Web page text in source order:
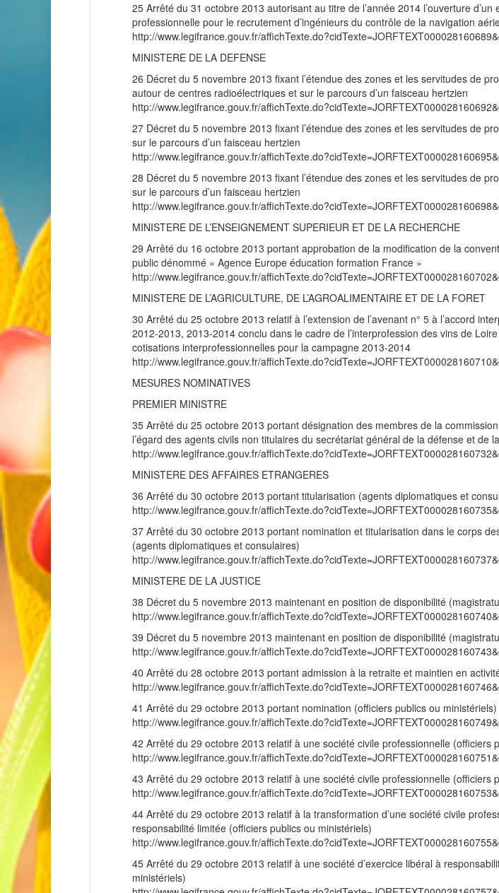
25 Arrêté du 31 octobre 2013 autorisant au titre de l’année 2014 l’ouverture
professionnelle pour le recrutement d’ingénieurs du contrôle de la navigation
http://www.legifrance.gouv.fr/
MINISTERE DE LA DEFENSE
26 Décret du 5 novembre 2013 fixant l’étendue des zones et les servitudes de
autour de centres radioélectriques et sur le parcours d’un faisceau hertzien
http://www.legifrance.gouv.fr/
27 Décret du 5 novembre 2013 fixant l’étendue des zones et les servitudes de
sur le parcours d’un faisceau hertzien
http://www.legifrance.gouv.fr/
28 Décret du 5 novembre 2013 fixant l’étendue des zones et les servitudes de
sur le parcours d’un faisceau hertzien
http://www.legifrance.gouv.fr/
MINISTERE DE L’ENSEIGNEMENT SUPERIEUR ET DE LA RECHERCHE
29 Arrêté du 16 octobre 2013 portant approbation de la modification de la
public dénommé « Agence Europe éducation formation France »
http://www.legifrance.gouv.fr/
MINISTERE DE L’AGRICULTURE, DE L’AGROALIMENTAIRE ET DE LA FORET
30 Arrêté du 25 octobre 2013 relatif à l’extension de l’avenant n° 5 à l’accord
2012-2013, 2013-2014 conclu dans le cadre de l’interprofession des vins de
cotisations interprofessionnelles pour la campagne 2013-2014
http://www.legifrance.gouv.fr/
MESURES NOMINATIVES
PREMIER MINISTRE
35 Arrêté du 25 octobre 2013 portant désignation des membres de la
l’égard des agents civils non titulaires du secrétariat général de la défense et de
http://www.legifrance.gouv.fr/
MINISTERE DES AFFAIRES ETRANGERES
36 Arrêté du 30 octobre 2013 portant titularisation (agents diplomatiques et
http://www.legifrance.gouv.fr/
37 Arrêté du 30 octobre 2013 portant nomination et titularisation dans le corps
(agents diplomatiques et consulaires)
http://www.legifrance.gouv.fr/
MINISTERE DE LA JUSTICE
38 Décret du 5 novembre 2013 maintenant en position de disponibilité
http://www.legifrance.gouv.fr/
39 Décret du 5 novembre 2013 maintenant en position de disponibilité
http://www.legifrance.gouv.fr/
40 Arrêté du 28 octobre 2013 portant admission à la retraite et maintien en
http://www.legifrance.gouv.fr/
41 Arrêté du 29 octobre 2013 portant nomination (officiers publics ou ministériels)
http://www.legifrance.gouv.fr/
42 Arrêté du 29 octobre 2013 relatif à une société civile professionnelle (officiers
http://www.legifrance.gouv.fr/
43 Arrêté du 29 octobre 2013 relatif à une société civile professionnelle (officiers
http://www.legifrance.gouv.fr/
44 Arrêté du 29 octobre 2013 relatif à la transformation d’une société civile
responsabilité limitée (officiers publics ou ministériels)
http://www.legifrance.gouv.fr/
45 Arrêté du 29 octobre 2013 relatif à une société d’exercice libéral à
ministériels)